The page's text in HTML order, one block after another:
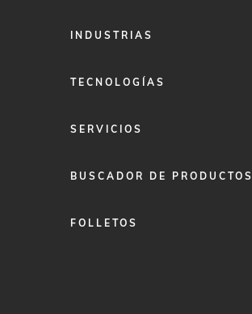
FOOTERINDUSTRIAS
TECNOLOGÍAS
SERVICIOS
BUSCADOR DE PRODUCTOS
FOLLETOS